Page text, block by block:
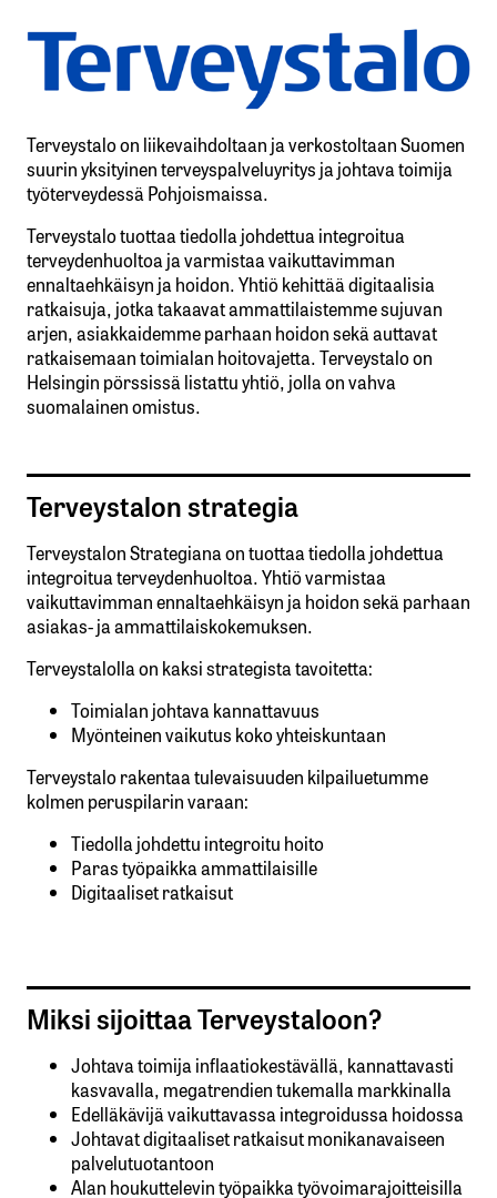
Terveystalo on liikevaihdoltaan ja verkostoltaan Suomen
suurin yksityinen terveyspalveluyritys ja johtava toimija
työterveydessä Pohjoismaissa.
Terveystalo tuottaa tiedolla johdettua integroitua
terveydenhuoltoa ja varmistaa vaikuttavimman
ennaltaehkäisyn ja hoidon. Yhtiö kehittää digitaalisia
ratkaisuja, jotka takaavat ammattilaistemme sujuvan
arjen, asiakkaidemme parhaan hoidon sekä auttavat
ratkaisemaan toimialan hoitovajetta. Terveystalo on
Helsingin pörssissä listattu yhtiö, jolla on vahva
suomalainen omistus.
Terveystalon strategia
Terveystalon Strategiana on tuottaa tiedolla johdettua
integroitua terveydenhuoltoa. Yhtiö varmistaa
vaikuttavimman ennaltaehkäisyn ja hoidon sekä parhaan
asiakas- ja ammattilaiskokemuksen.
Terveystalolla on kaksi strategista tavoitetta:
Toimialan johtava kannattavuus
Myönteinen vaikutus koko yhteiskuntaan
Terveystalo rakentaa tulevaisuuden kilpailuetumme
kolmen peruspilarin varaan:
Tiedolla johdettu integroitu hoito
Paras työpaikka ammattilaisille
Digitaaliset ratkaisut
Miksi sijoittaa Terveystaloon?
Johtava toimija inflaatiokestävällä, kannattavasti
kasvavalla, megatrendien tukemalla markkinalla
Edelläkävijä vaikuttavassa integroidussa hoidossa
Johtavat digitaaliset ratkaisut monikanavaiseen
palvelutuotantoon
Alan houkuttelevin työpaikka työvoimarajoitteisilla